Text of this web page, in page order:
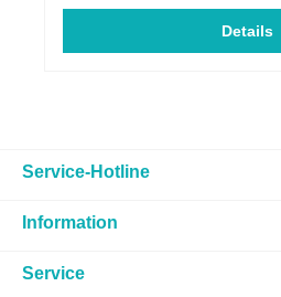
Details
Service-Hotline
Information
Service